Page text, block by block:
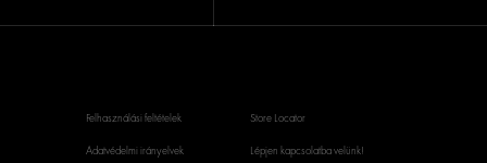
Felhasználási feltételek
Adatvédelmi irányelvek
Store Locator
Lépjen kapcsolatba velünk!